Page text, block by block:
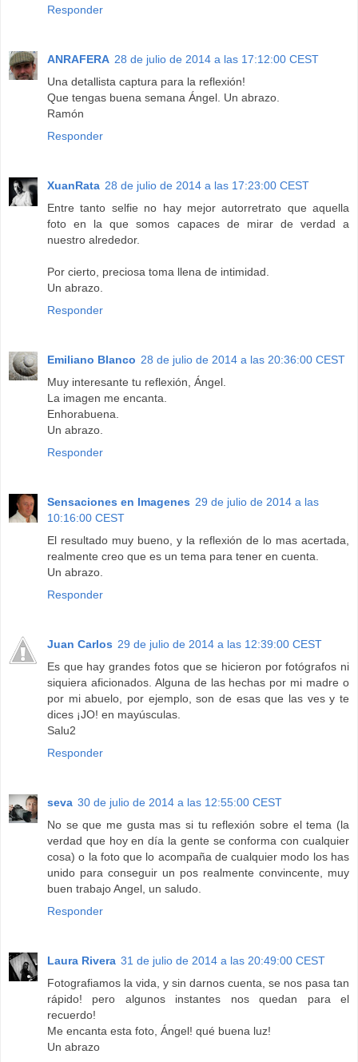
Responder
ANRAFERA 28 de julio de 2014 a las 17:12:00 CEST
Una detallista captura para la reflexión!
Que tengas buena semana Ángel. Un abrazo.
Ramón
Responder
XuanRata 28 de julio de 2014 a las 17:23:00 CEST
Entre tanto selfie no hay mejor autorretrato que aquella
foto en la que somos capaces de mirar de verdad a
nuestro alrededor.
Por cierto, preciosa toma llena de intimidad.
Un abrazo.
Responder
Emiliano Blanco 28 de julio de 2014 a las 20:36:00 CEST
Muy interesante tu reflexión, Ángel.
La imagen me encanta.
Enhorabuena.
Un abrazo.
Responder
Sensaciones en Imagenes 29 de julio de 2014 a las
10:16:00 CEST
El resultado muy bueno, y la reflexión de lo mas acertada,
realmente creo que es un tema para tener en cuenta.
Un abrazo.
Responder
Juan Carlos 29 de julio de 2014 a las 12:39:00 CEST
Es que hay grandes fotos que se hicieron por fotógrafos ni
siquiera aficionados. Alguna de las hechas por mi madre o
por mi abuelo, por ejemplo, son de esas que las ves y te
dices ¡JO! en mayúsculas.
Salu2
Responder
seva 30 de julio de 2014 a las 12:55:00 CEST
No se que me gusta mas si tu reflexión sobre el tema (la
verdad que hoy en día la gente se conforma con cualquier
cosa) o la foto que lo acompaña de cualquier modo los has
unido para conseguir un pos realmente convincente, muy
buen trabajo Angel, un saludo.
Responder
Laura Rivera 31 de julio de 2014 a las 20:49:00 CEST
Fotografiamos la vida, y sin darnos cuenta, se nos pasa tan
rápido! pero algunos instantes nos quedan para el
recuerdo!
Me encanta esta foto, Ángel! qué buena luz!
Un abrazo